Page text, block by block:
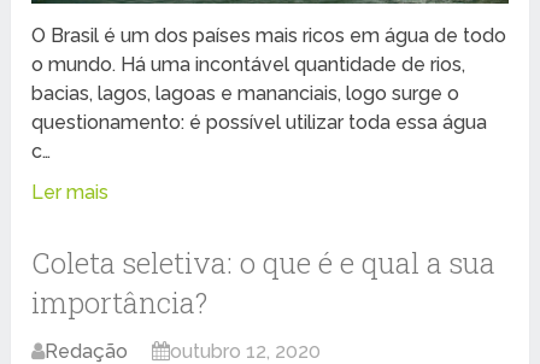
O Brasil é um dos países mais ricos em água de todo
o mundo. Há uma incontável quantidade de rios,
bacias, lagos, lagoas e mananciais, logo surge o
questionamento: é possível utilizar toda essa água
c…
Ler mais
Coleta seletiva: o que é e qual a sua
importância?
Redação outubro 12, 2020